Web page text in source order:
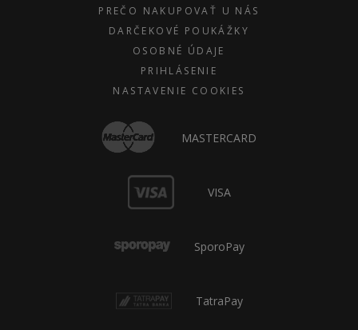
PREČO NAKUPOVAŤ U NÁS
DARČEKOVÉ POUKÁŽKY
OSOBNÉ ÚDAJE
PRIHLÁSENIE
NASTAVENIE COOKIES
MASTERCARD
VISA
SporoPay
TatraPay